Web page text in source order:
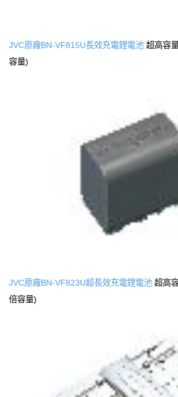
JVC原廠BN-VF815U長效充電鋰電池 超高容
容量)
JVC原廠BN-VF823U超長效充電鋰電池 超高
倍容量)